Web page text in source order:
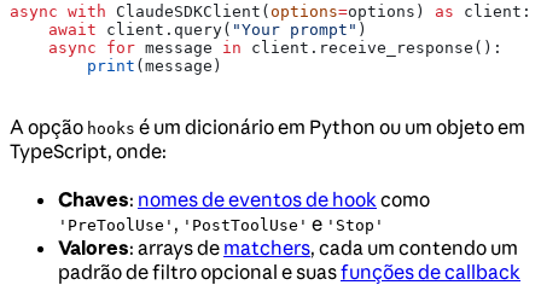
async with ClaudeSDKClient(options=options) as client:
    await
client.query( "Your prompt" )
    async
for message in client.receive_response():
        print
(message)
A opção hooks é um dicionário em Python ou um objeto em
TypeScript, onde:
Chaves: nomes de eventos de hook como
'PreToolUse' , 'PostToolUse' e 'Stop'
Valores: arrays de matchers, cada um contendo um
padrão de filtro opcional e suasfunções de callback